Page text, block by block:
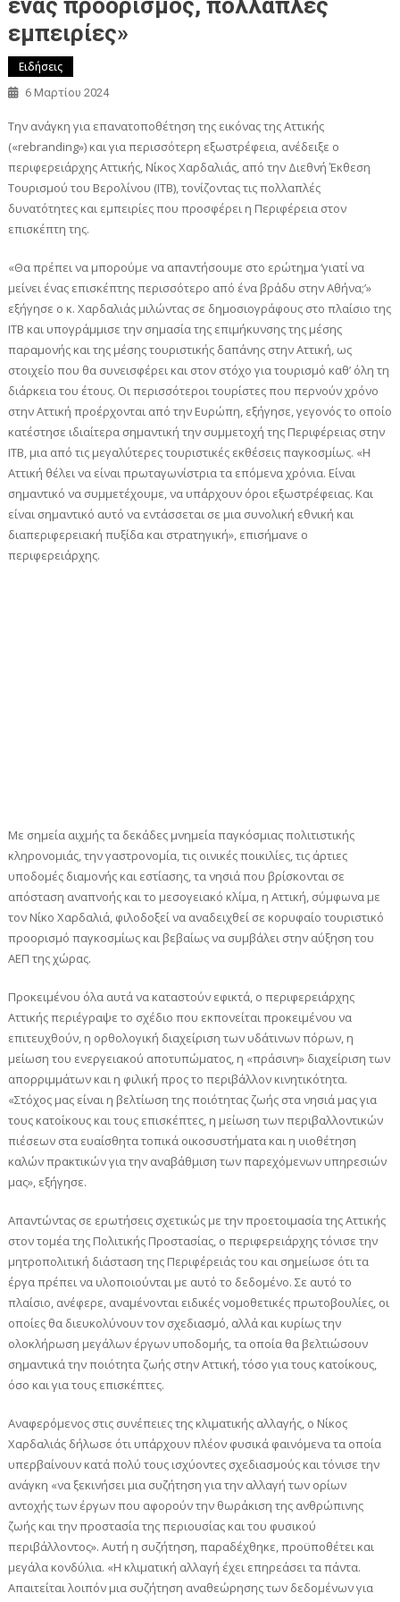
ένας προορισμός, πολλαπλές
εμπειρίες»
Ειδήσεις
6 Μαρτίου 2024
Την ανάγκη για επανατοποθέτηση της εικόνας της Αττικής
(«rebranding») και για περισσότερη εξωστρέφεια, ανέδειξε ο
περιφερειάρχης Αττικής, Νίκος Χαρδαλιάς, από την Διεθνή Έκθεση
Τουρισμού του Βερολίνου (ΙΤΒ), τονίζοντας τις πολλαπλές
δυνατότητες και εμπειρίες που προσφέρει η Περιφέρεια στον
επισκέπτη της.
«Θα πρέπει να μπορούμε να απαντήσουμε στο ερώτημα ‘γιατί να
μείνει ένας επισκέπτης περισσότερο από ένα βράδυ στην Αθήνα;’»
εξήγησε ο κ. Χαρδαλιάς μιλώντας σε δημοσιογράφους στο πλαίσιο της
ΙΤΒ και υπογράμμισε την σημασία της επιμήκυνσης της μέσης
παραμονής και της μέσης τουριστικής δαπάνης στην Αττική, ως
στοιχείο που θα συνεισφέρει και στον στόχο για τουρισμό καθ’ όλη τη
διάρκεια του έτους. Οι περισσότεροι τουρίστες που περνούν χρόνο
στην Αττική προέρχονται από την Ευρώπη, εξήγησε, γεγονός το οποίο
κατέστησε ιδιαίτερα σημαντική την συμμετοχή της Περιφέρειας στην
ΙΤΒ, μια από τις μεγαλύτερες τουριστικές εκθέσεις παγκοσμίως. «Η
Αττική θέλει να είναι πρωταγωνίστρια τα επόμενα χρόνια. Είναι
σημαντικό να συμμετέχουμε, να υπάρχουν όροι εξωστρέφειας. Και
είναι σημαντικό αυτό να εντάσσεται σε μια συνολική εθνική και
διαπεριφερειακή πυξίδα και στρατηγική», επισήμανε ο
περιφερειάρχης.
Με σημεία αιχμής τα δεκάδες μνημεία παγκόσμιας πολιτιστικής
κληρονομιάς, την γαστρονομία, τις οινικές ποικιλίες, τις άρτιες
υποδομές διαμονής και εστίασης, τα νησιά που βρίσκονται σε
απόσταση αναπνοής και το μεσογειακό κλίμα, η Αττική, σύμφωνα με
τον Νίκο Χαρδαλιά, φιλοδοξεί να αναδειχθεί σε κορυφαίο τουριστικό
προορισμό παγκοσμίως και βεβαίως να συμβάλει στην αύξηση του
ΑΕΠ της χώρας.
Προκειμένου όλα αυτά να καταστούν εφικτά, ο περιφερειάρχης
Αττικής περιέγραψε το σχέδιο που εκπονείται προκειμένου να
επιτευχθούν, η ορθολογική διαχείριση των υδάτινων πόρων, η
μείωση του ενεργειακού αποτυπώματος, η «πράσινη» διαχείριση των
απορριμμάτων και η φιλική προς το περιβάλλον κινητικότητα.
«Στόχος μας είναι η βελτίωση της ποιότητας ζωής στα νησιά μας για
τους κατοίκους και τους επισκέπτες, η μείωση των περιβαλλοντικών
πιέσεων στα ευαίσθητα τοπικά οικοσυστήματα και η υιοθέτηση
καλών πρακτικών για την αναβάθμιση των παρεχόμενων υπηρεσιών
μας», εξήγησε.
Απαντώντας σε ερωτήσεις σχετικώς με την προετοιμασία της Αττικής
στον τομέα της Πολιτικής Προστασίας, ο περιφερειάρχης τόνισε την
μητροπολιτική διάσταση της Περιφέρειάς του και σημείωσε ότι τα
έργα πρέπει να υλοποιούνται με αυτό το δεδομένο. Σε αυτό το
πλαίσιο, ανέφερε, αναμένονται ειδικές νομοθετικές πρωτοβουλίες, οι
οποίες θα διευκολύνουν τον σχεδιασμό, αλλά και κυρίως την
ολοκλήρωση μεγάλων έργων υποδομής, τα οποία θα βελτιώσουν
σημαντικά την ποιότητα ζωής στην Αττική, τόσο για τους κατοίκους,
όσο και για τους επισκέπτες.
Αναφερόμενος στις συνέπειες της κλιματικής αλλαγής, ο Νίκος
Χαρδαλιάς δήλωσε ότι υπάρχουν πλέον φυσικά φαινόμενα τα οποία
υπερβαίνουν κατά πολύ τους ισχύοντες σχεδιασμούς και τόνισε την
ανάγκη «να ξεκινήσει μια συζήτηση για την αλλαγή των ορίων
αντοχής των έργων που αφορούν την θωράκιση της ανθρώπινης
ζωής και την προστασία της περιουσίας και του φυσικού
περιβάλλοντος». Αυτή η συζήτηση, παραδέχθηκε, προϋποθέτει και
μεγάλα κονδύλια. «Η κλιματική αλλαγή έχει επηρεάσει τα πάντα.
Απαιτείται λοιπόν μια συζήτηση αναθεώρησης των δεδομένων για